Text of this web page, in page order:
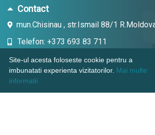
Contact
mun.Chisinau , str.Ismail 88/1
Telefon: +373 693 83 711
Email: topdent.technic@gmail.com
Site-ul acesta foloseste cookie pentru a
imbunatati experienta vizitatorilor. Mai multe
informatii